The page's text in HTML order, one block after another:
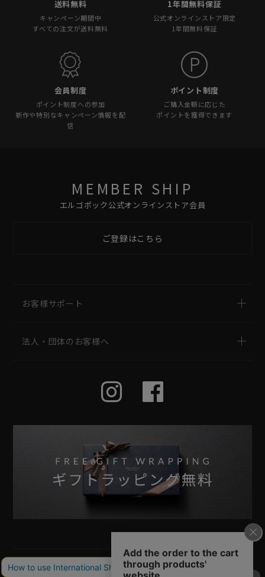
送料無料
キャンペーン期間中
すべての注文が送料無料
1年間無料保証
公式オンラインストア限定
1年間無料保証
会員制度
ポイント制度への参加
新作や特別なキャンペーン情報を配
信
ポイント制度
ご購入金額に応じた
ポイントを獲得できます
MEMBER SHIP
エルゴポック公式オンラインストア会員
ご登録はこちら
お客様サポート
法人・団体のお客様へ